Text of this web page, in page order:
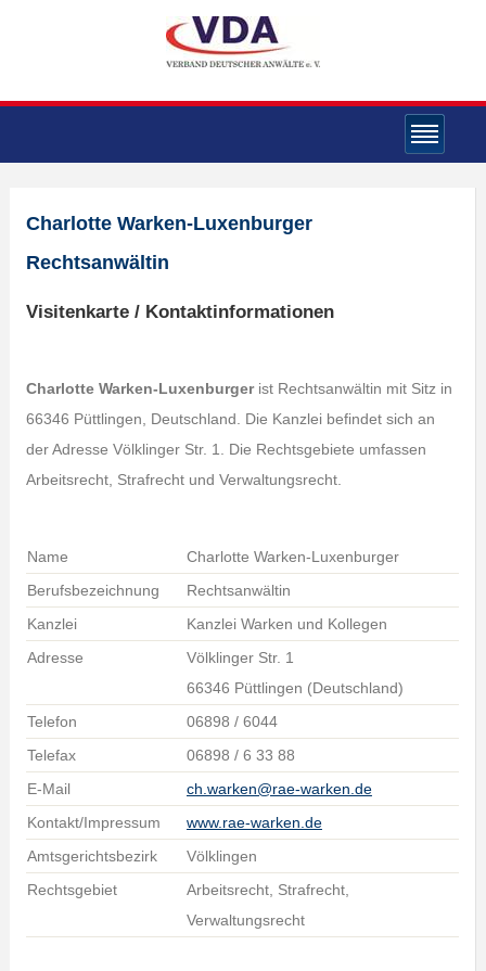
Charlotte Warken-Luxenburger
Rechtsanwältin
Visitenkarte / Kontaktinformationen
Charlotte Warken-Luxenburgerist Rechtsanwältin mit Sitz in
66346 Püttlingen, Deutschland. Die Kanzlei befindet sich an
der Adresse Völklinger Str. 1. Die Rechtsgebiete umfassen
Arbeitsrecht, Strafrecht und Verwaltungsrecht.
Name
Charlotte Warken-Luxenburger
Berufsbezeichnung
Rechtsanwältin
Kanzlei
Kanzlei Warken und Kollegen
Adresse
Völklinger Str. 1
66346 Püttlingen (Deutschland)
Telefon
06898 / 6044
Telefax
06898 / 6 33 88
E-Mail
ch.warken@rae-warken.de
Kontakt/Impressum
www.rae-warken.de
Amtsgerichtsbezirk
Völklingen
Rechtsgebiet
Arbeitsrecht, Strafrecht,
Verwaltungsrecht